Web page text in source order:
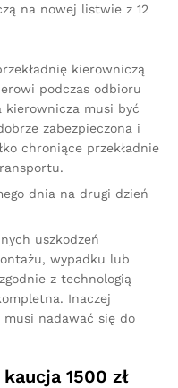
na nowej listwie z 12
kierowniczą
podczas odbioru
kierownicza musi być
zabezpieczona i
chroniące przekładnie
dnia na drugi dzień
uszkodzeń
wypadku lub
z technologią
Inaczej
nadawać się do
1500 zł